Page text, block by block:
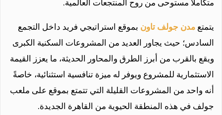
يتمتعمدن جولف تاونبموقع استراتيجي فريد داخل التجمع
السادس؛ حيث يجاور العديد من المشروعات السكنية الكبرى
ويقع بالقرب من أبرز الطرق والمحاور الحديثة، ما يعزز القيمة
الاستثمارية للمشروع ويوفر له ميزة تنافسية استثنائية، خاصةً
أنه واحد من المشروعات القليلة التي تتمتع بموقع على ملعب
جولف في هذه المنطقة الحيوية من القاهرة الجديدة.